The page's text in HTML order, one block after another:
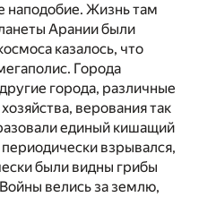
наподобие. Жизнь там
Арании были
казалось, что
Города
города, различные
верования так
единый кишащий
взрывался,
были видны грибы
велись за землю,